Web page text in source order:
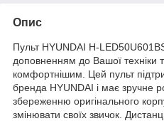
Опис
Пульт HYUNDAI H-
доповненням до Вашої техніки
комфортнішим. Цей пульт
бренда HYUNDAI і має зручне
збереженню оригінального
змінювати своїх звичок.